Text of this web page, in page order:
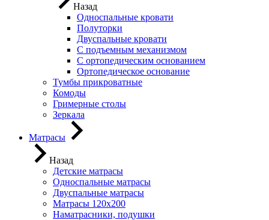
Назад
Односпальные кровати
Полуторки
Двуспальные кровати
С подъемным механизмом
С ортопедическим основанием
Ортопедическое основание
Тумбы прикроватные
Комоды
Гримерные столы
Зеркала
Матрасы
Назад
Детские матрасы
Односпальные матрасы
Двуспальные матрасы
Матрасы 120х200
Наматрасники, подушки